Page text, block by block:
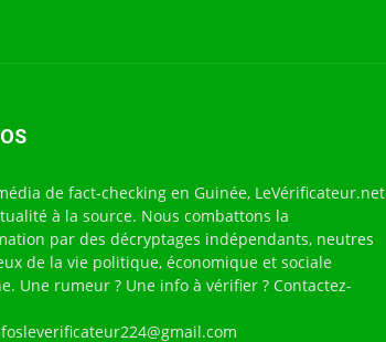
de fact-checking en Guinée, LeVérificateur.net
à la source. Nous combattons la
par des décryptages indépendants, neutres
de la vie politique, économique et sociale
Une rumeur ? Une info à vérifier ? Contactez-